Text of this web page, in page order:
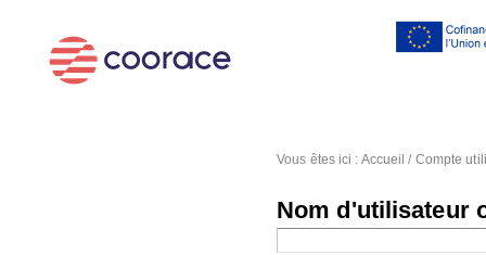
Vous êtes ici : Accueil / Compte
Nom d'utilisateur